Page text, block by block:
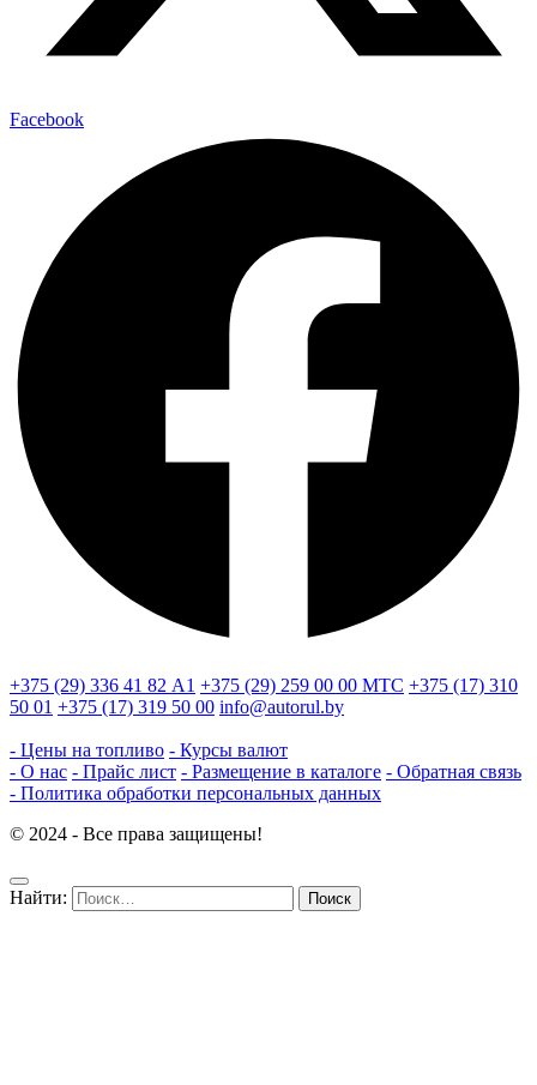
Facebook
+375 (29) 336 41 82 А1 +375 (29) 259 00 00 МТС +375 (17) 310
50 01 +375 (17) 319 50 00 info@autorul.by
- Цены на топливо - Курсы валют
- О нас - Прайс лист - Размещение в каталоге - Обратная связь
- Политика обработки персональных данных
© 2024 - Все права защищены!
Найти: